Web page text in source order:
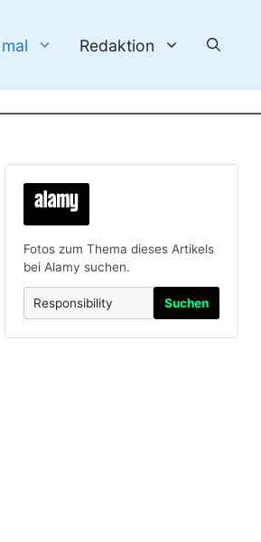
Redaktion
Fotos zum Thema dieses Artikels
bei Alamy suchen.
Suchen